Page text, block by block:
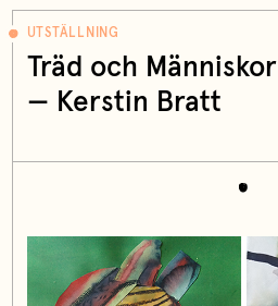
UTSTÄLLNING
Träd och Människor
— Kerstin Bratt